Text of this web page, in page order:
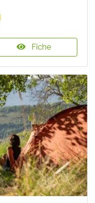
Fiche